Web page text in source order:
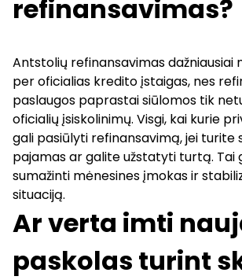
refinansavimas?
Antstolių refinansavimas dažniausiai
per oficialias kredito įstaigas, nes
paslaugos paprastai siūlomos tik
oficialių įsiskolinimų. Visgi, kai kurie
gali pasiūlyti refinansavimą, jei turite
pajamas ar galite užstatyti turtą. Tai
sumažinti mėnesines įmokas ir
situaciją.
Ar verta imti
paskolas turint